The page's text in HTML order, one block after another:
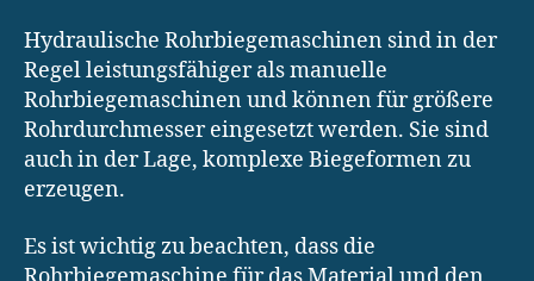
Hydraulische Rohrbiegemaschinen sind in der
Regel leistungsfähiger als manuelle
Rohrbiegemaschinen und können für größere
Rohrdurchmesser eingesetzt werden. Sie sind
auch in der Lage, komplexe Biegeformen zu
erzeugen.
Es ist wichtig zu beachten, dass die